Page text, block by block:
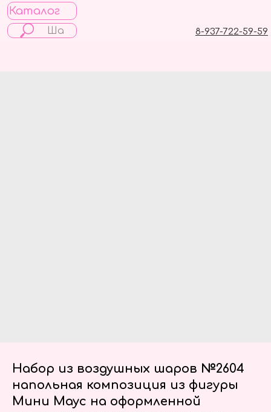
Каталог
8-937-722-59-59
Набор из воздушных шаров №2604
напольная композиция из фигуры
Мини Маус на оформленной